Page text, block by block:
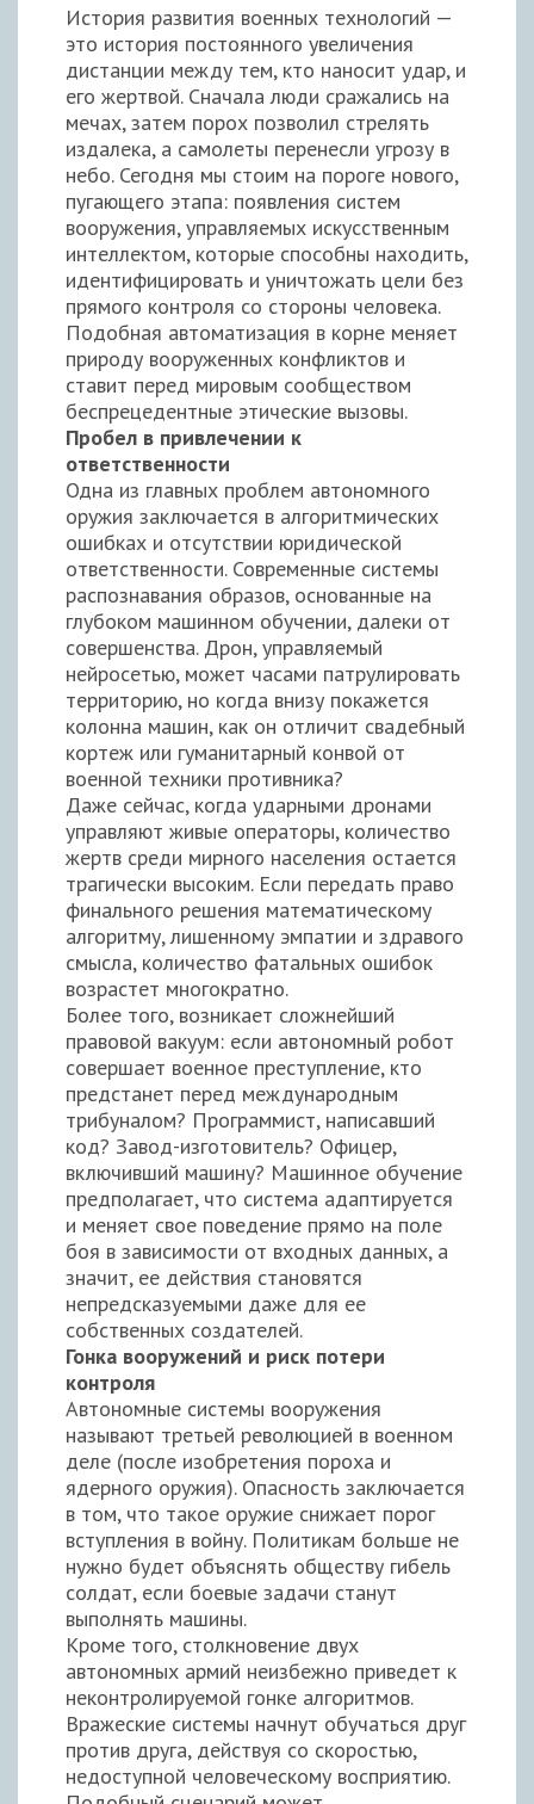
История развития военных технологий —
это история постоянного увеличения
дистанции между тем, кто наносит удар, и
его жертвой. Сначала люди сражались на
мечах, затем порох позволил стрелять
издалека, а самолеты перенесли угрозу в
небо. Сегодня мы стоим на пороге нового,
пугающего этапа: появления систем
вооружения, управляемых искусственным
интеллектом, которые способны находить,
идентифицировать и уничтожать цели без
прямого контроля со стороны человека.
Подобная автоматизация в корне меняет
природу вооруженных конфликтов и
ставит перед мировым сообществом
беспрецедентные этические вызовы.
Пробел в привлечении к
ответственности
Одна из главных проблем автономного
оружия заключается в алгоритмических
ошибках и отсутствии юридической
ответственности. Современные системы
распознавания образов, основанные на
глубоком машинном обучении, далеки от
совершенства. Дрон, управляемый
нейросетью, может часами патрулировать
территорию, но когда внизу покажется
колонна машин, как он отличит свадебный
кортеж или гуманитарный конвой от
военной техники противника?
Даже сейчас, когда ударными дронами
управляют живые операторы, количество
жертв среди мирного населения остается
трагически высоким. Если передать право
финального решения математическому
алгоритму, лишенному эмпатии и здравого
смысла, количество фатальных ошибок
возрастет многократно.
Более того, возникает сложнейший
правовой вакуум: если автономный робот
совершает военное преступление, кто
предстанет перед международным
трибуналом? Программист, написавший
код? Завод-изготовитель? Офицер,
включивший машину? Машинное обучение
предполагает, что система адаптируется
и меняет свое поведение прямо на поле
боя в зависимости от входных данных, а
значит, ее действия становятся
непредсказуемыми даже для ее
собственных создателей.
Гонка вооружений и риск потери
контроля
Автономные системы вооружения
называют третьей революцией в военном
деле (после изобретения пороха и
ядерного оружия). Опасность заключается
в том, что такое оружие снижает порог
вступления в войну. Политикам больше не
нужно будет объяснять обществу гибель
солдат, если боевые задачи станут
выполнять машины.
Кроме того, столкновение двух
автономных армий неизбежно приведет к
неконтролируемой гонке алгоритмов.
Вражеские системы начнут обучаться друг
против друга, действуя со скоростью,
недоступной человеческому восприятию.